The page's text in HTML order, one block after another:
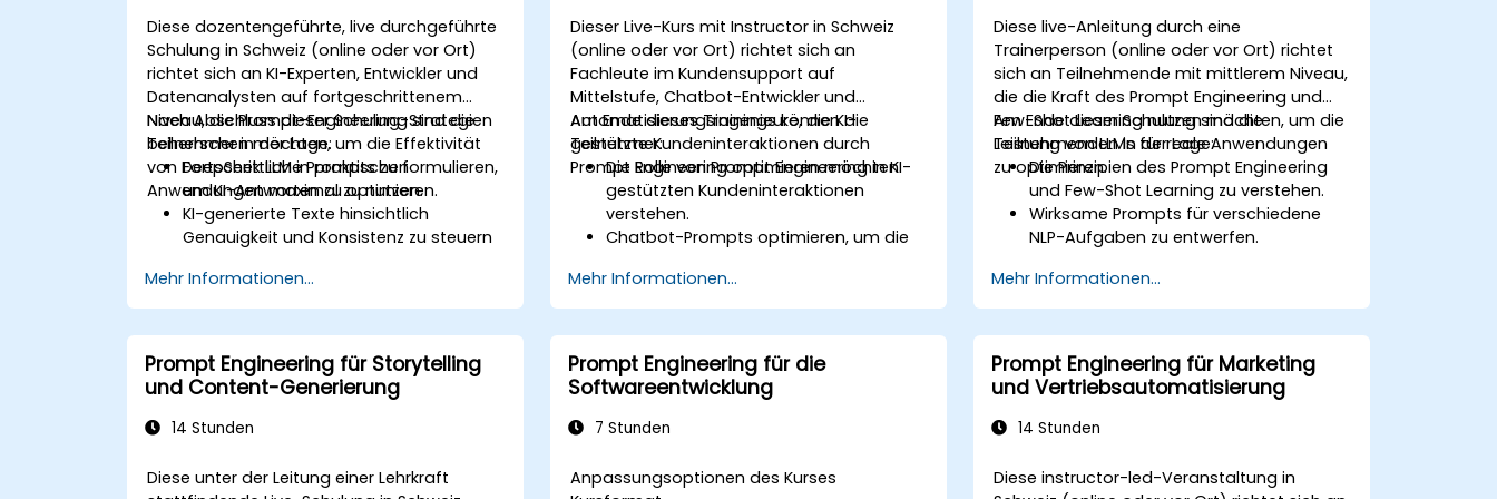
Diese dozentengeführte, live durchgeführte
Schulung in Schweiz (online oder vor Ort)
richtet sich an KI-Experten, Entwickler und
Datenanalysten auf fortgeschrittenem
Niveau, die Prompt-Engineering-Strategien
beherrschen möchten, um die Effektivität
von DeepSeek LLM in praktischen
Anwendungen maximal zu nutzen.
Nach Abschluss dieser Schulung sind die
Teilnehmer in der Lage:
Fortschrittliche Prompts zu formulieren,
um KI-Antworten zu optimieren.
KI-generierte Texte hinsichtlich
Genauigkeit und Konsistenz zu steuern
Prompt-Chaining-Techniken und
Methoden zur Kontextverwaltung
anzuwenden.
Voreingenommenheiten abzubauen
und den ethischen Umgang mit KI im
Prompt Engineering zu verbessern.
Mehr Informationen...
Dieser Live-Kurs mit Instructor in Schweiz
(online oder vor Ort) richtet sich an
Fachleute im Kundensupport auf
Mittelstufe, Chatbot-Entwickler und
Automatisierungsingenieure, die KI-
gestützte Kundeninteraktionen durch
Prompt Engineering optimieren möchten.
Am Ende dieses Trainings können die
Teilnehmer:
Die Rolle von Prompt Engineering in KI-
gestützten Kundeninteraktionen
verstehen.
Chatbot-Prompts optimieren, um die
erhöhen.
KI-Modelle effektiv zur Bearbeitung von
Kundenanfragen und Automatisierung
von Antworten einsetzen.
Prompts für komplexe Workflows,
Eskalationen und Problemlösungen
entwerfen.
und Vorurteile im automatisierten
Kundenservice reduzieren.
Mehr Informationen...
Diese live-Anleitung durch eine
Trainerperson (online oder vor Ort) richtet
sich an Teilnehmende mit mittlerem Niveau,
die die Kraft des Prompt Engineering und
Few-Shot Learning nutzen möchten, um die
Leistung von LLMs für reale Anwendungen
zu optimieren.
Am Ende dieser Schulung sind die
Teilnehmenden in der Lage:
Die Prinzipien des Prompt Engineering
und Few-Shot Learning zu verstehen.
Wirksame Prompts für verschiedene
NLP-Aufgaben zu entwerfen.
LLMs mit minimalem Datenbedarf
anzupassen.
Die Leistung von LLMs für praktische
Anwendungen zu optimieren.
Mehr Informationen...
Prompt Engineering für Storytelling
und Content-Generierung
14 Stunden
Diese unter der Leitung einer Lehrkraft
Prompt Engineering für die
Softwareentwicklung
7 Stunden
Anpassungsoptionen des Kurses
Prompt Engineering für Marketing
und Vertriebsautomatisierung
14 Stunden
Diese instructor-led-Veranstaltung in